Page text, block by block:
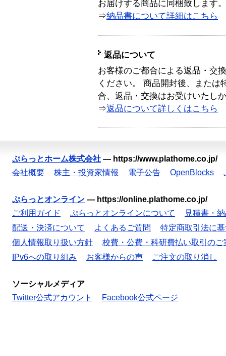
お届けする商品に同梱致します。
⇒納品書について詳細はこちら
返品について
お客様のご都合による返品・交
ください。 商品開封後、または
合、返品・交換はお受けいたし
⇒返品について詳しくはこちら
ぷらっとホーム株式会社 — https://www.plathome.co.jp/
会社概要
株主・投資家情報 電子公告 OpenBlocks
ぷらっとオンライン — https://online.plathome.co.jp/
ご利用ガイド
ぷらっとオンラインについて
見積書・
配送・決済について
よくあるご質問
特定商取引法に
個人情報取り扱い方針
校費・公費・科研費払い取引のご
IPv6への取り組み
お客様からの声 ご注文の取り消し
ソーシャルメディア
Twitter公式アカウント
Facebook公式ページ